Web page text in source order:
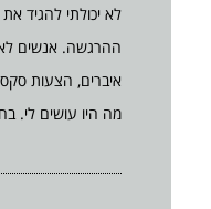
לא יכולתי להגיד
ההרגשה. אנשים לא
איברים, הצעות
מה היו עושים לי.